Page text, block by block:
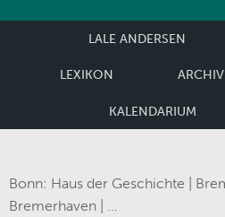
LALE ANDERSEN
LEXIKON ARCHIV
KALENDARIUM
Bonn: Haus der Geschichte |
Bremerhaven | …